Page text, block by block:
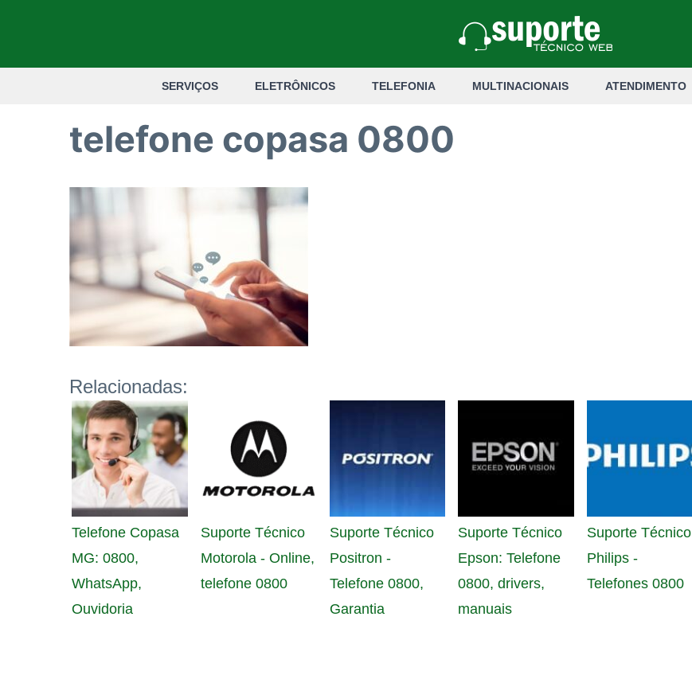
SERVIÇOS ELETRÔNICOS TELEFONIA MULTINACIONAIS ATENDIMENTO
telefone copasa 0800
Relacionadas:
Telefone Copasa
MG: 0800,
WhatsApp,
Ouvidoria
Suporte Técnico
Motorola - Online,
telefone 0800
Suporte Técnico
Positron -
Telefone 0800,
Garantia
Suporte Técnico
Epson: Telefone
0800, drivers,
manuais
Suporte Técnico
Philips -
Telefones 0800